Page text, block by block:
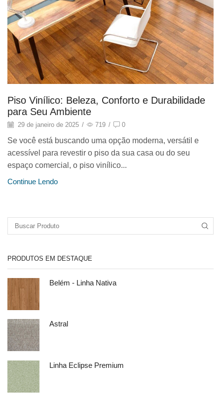
Piso Vinílico: Beleza, Conforto e Durabilidade
para Seu Ambiente
29 de janeiro de 2025 / 719 / 0
Se você está buscando uma opção moderna, versátil e
acessível para revestir o piso da sua casa ou do seu
espaço comercial, o piso vinílico...
Continue Lendo
PRODUTOS EM DESTAQUE
Belém - Linha Nativa
Astral
Linha Eclipse Premium